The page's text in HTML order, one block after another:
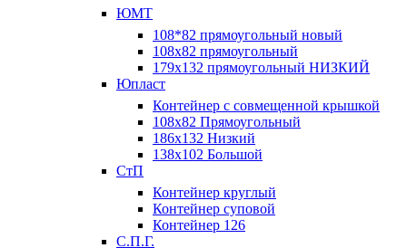
ЮМТ
108*82 прямоугольный новый
108х82 прямоугольный
179х132 прямоугольный НИЗКИЙ
Юпласт
Контейнер с совмещенной крышкой
108х82 Прямоугольный
186х132 Низкий
138х102 Большой
СтП
Контейнер круглый
Контейнер суповой
Контейнер 126
С.П.Г.